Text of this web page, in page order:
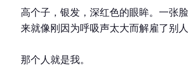
高个子，银发，深红色的眼眸。一张
来就像刚因为呼吸声太大而解雇了别人
那个人就是我。